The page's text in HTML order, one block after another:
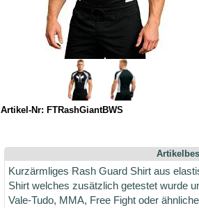
Artikel-Nr: FTRashGiantBWS
Kurzärmliges Rash Guard Shirt aus
Shirt welches zusätzlich getestet wurde
Vale-Tudo, MMA, Free Fight oder